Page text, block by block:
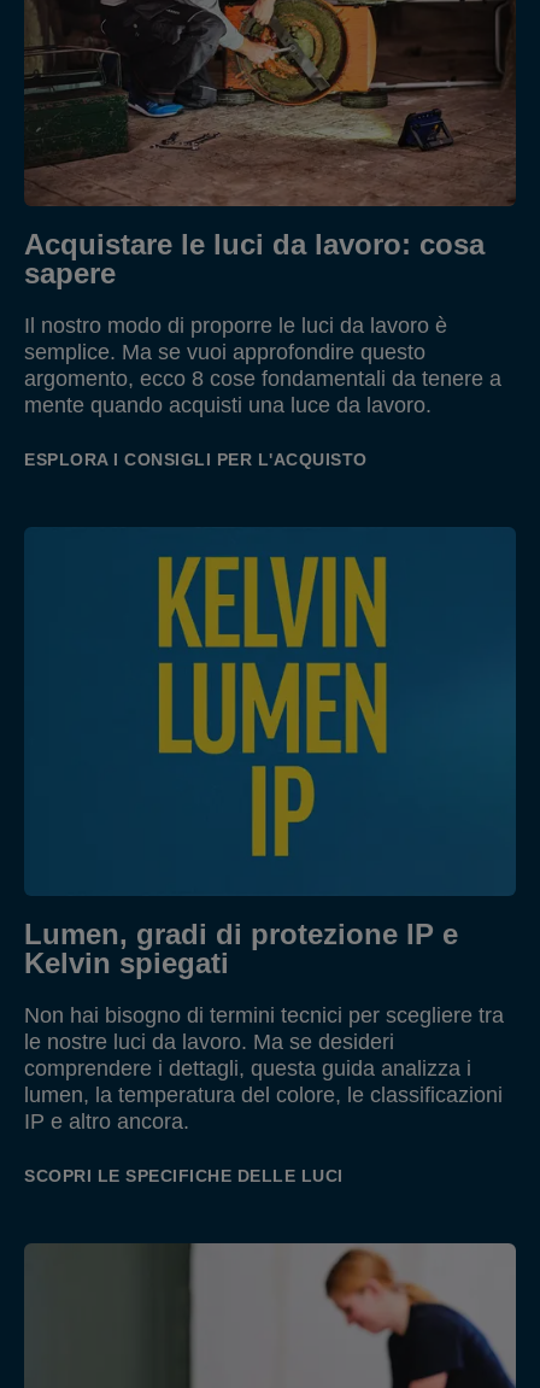
Acquistare le luci da lavoro: cosa
sapere
Il nostro modo di proporre le luci da lavoro è
semplice. Ma se vuoi approfondire questo
argomento, ecco 8 cose fondamentali da tenere a
mente quando acquisti una luce da lavoro.
ESPLORA I CONSIGLI PER L'ACQUISTO
Lumen, gradi di protezione IP e
Kelvin spiegati
Non hai bisogno di termini tecnici per scegliere tra
le nostre luci da lavoro. Ma se desideri
comprendere i dettagli, questa guida analizza i
lumen, la temperatura del colore, le classificazioni
IP e altro ancora.
SCOPRI LE SPECIFICHE DELLE LUCI